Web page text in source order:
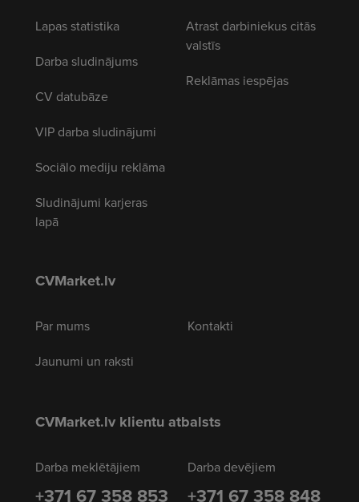
Lapas statistika
Darba sludinājums
CV datubāze
VIP darba sludinājumi
Sociālo mediju reklāma
Sludinājumi karjeras
lapā
Atrast darbiniekus citās
valstīs
Reklāmas iespējas
CVMarket.lv
Par mums
Jaunumi un raksti
Kontakti
CVMarket.lv klientu atbalsts
Darba meklētājiem
+371 67 358 853
Darba devējiem
+371 67 358 848